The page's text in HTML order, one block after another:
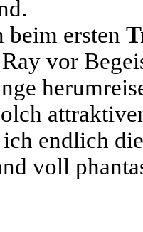
beim ersten
Ray vor
endlich
voll